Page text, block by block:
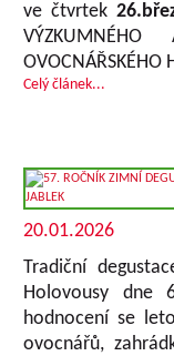
ve čtvrtek
VÝZKUMNÉHO
OVOCNÁŘSKÉHO
Celý článek...
20.01.2026
Tradiční
Holovousy dne
hodnocení se
ovocnářů,